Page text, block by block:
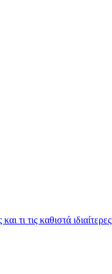
τι τις καθιστά ιδιαίτερες